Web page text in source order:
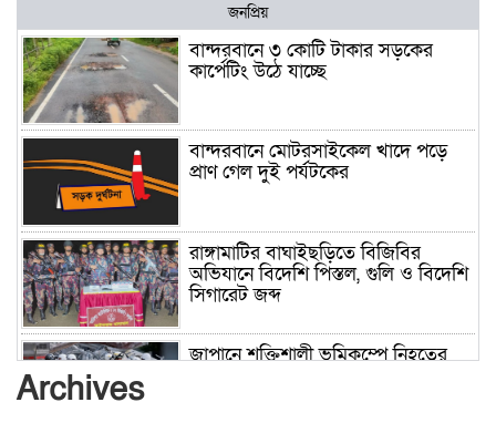
জনপ্রিয়
বান্দরবানে ৩ কোটি টাকার সড়কের
কার্পেটিং উঠে যাচ্ছে
বান্দরবানে মোটরসাইকেল খাদে পড়ে
প্রাণ গেল দুই পর্যটকের
রাঙ্গামাটির বাঘাইছড়িতে বিজিবির
অভিযানে বিদেশি পিস্তল, গুলি ও বিদেশি
সিগারেট জব্দ
জাপানে শক্তিশালী ভূমিকম্পে নিহতের
Archives